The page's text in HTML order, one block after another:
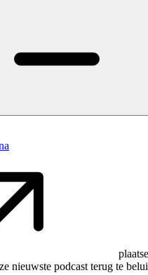
nieuwste podcast terug te